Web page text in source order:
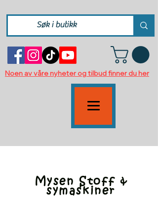
Noen av våre nyheter og tilbud finner du her
VINYLHOBBY
Mysen Stoff &
symaskiner